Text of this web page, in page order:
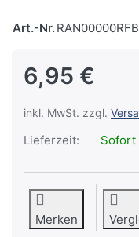
Art.-Nr.
6,95 €
inkl. MwSt. zzgl.
Lieferzeit: Sofort
Merken